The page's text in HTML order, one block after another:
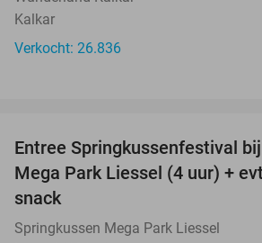
Kalkar
Verkocht: 26.836
Entree Springkussenfestival
Mega Park Liessel (4 uur) +
snack
Springkussen Mega Park Liessel